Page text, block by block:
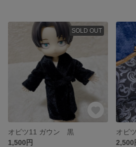
SOLD OUT
オビツ11 ガウン 黒
1,500円
オビ
2,500